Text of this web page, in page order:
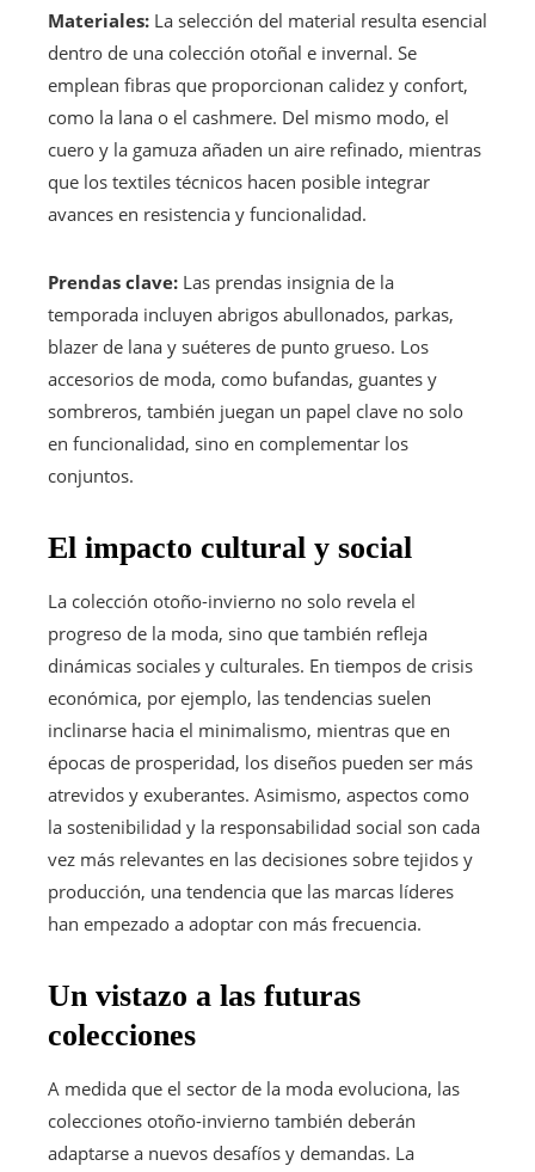
Materiales: La selección del material resulta esencial
dentro de una colección otoñal e invernal. Se
emplean fibras que proporcionan calidez y confort,
como la lana o el cashmere. Del mismo modo, el
cuero y la gamuza añaden un aire refinado, mientras
que los textiles técnicos hacen posible integrar
avances en resistencia y funcionalidad.
Prendas clave: Las prendas insignia de la
temporada incluyen abrigos abullonados, parkas,
blazer de lana y suéteres de punto grueso. Los
accesorios de moda, como bufandas, guantes y
sombreros, también juegan un papel clave no solo
en funcionalidad, sino en complementar los
conjuntos.
El impacto cultural y social
La colección otoño-invierno no solo revela el
progreso de la moda, sino que también refleja
dinámicas sociales y culturales. En tiempos de crisis
económica, por ejemplo, las tendencias suelen
inclinarse hacia el minimalismo, mientras que en
épocas de prosperidad, los diseños pueden ser más
atrevidos y exuberantes. Asimismo, aspectos como
la sostenibilidad y la responsabilidad social son cada
vez más relevantes en las decisiones sobre tejidos y
producción, una tendencia que las marcas líderes
han empezado a adoptar con más frecuencia.
Un vistazo a las futuras
colecciones
A medida que el sector de la moda evoluciona, las
colecciones otoño-invierno también deberán
adaptarse a nuevos desafíos y demandas. La